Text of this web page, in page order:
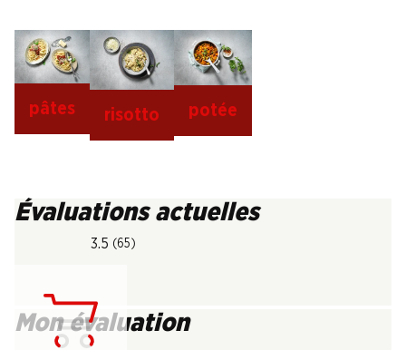
pâtes risotto potée
Évaluations actuelles
3.5 (65)
Mon évaluation